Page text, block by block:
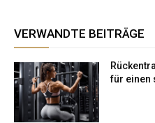
VERWANDTE BEITRÄGE
für einen